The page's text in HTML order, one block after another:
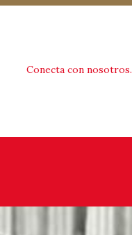
Conecta con nosotros.